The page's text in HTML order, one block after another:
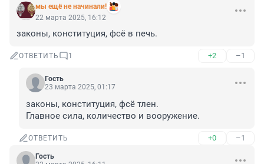
мы ещё не начинали!
22 марта 2025, 16:12
законы, конституция, фсё в печь.
ОТВЕТИТЬ 1 +2 –1
Гость
23 марта 2025, 01:17
законы, конституция, фсё тлен.
Главное сила, количество и вооружение.
ОТВЕТИТЬ +0 –1
Гость